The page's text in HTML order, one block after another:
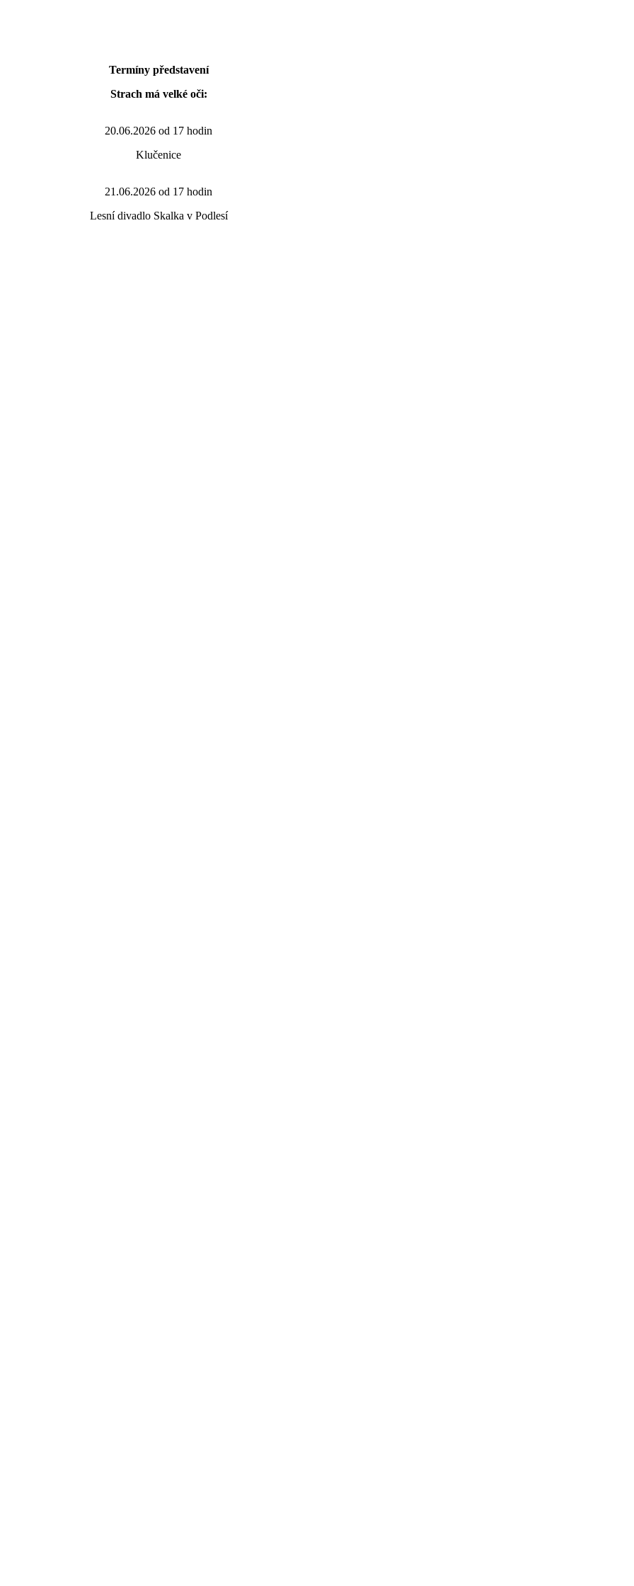
Termíny představení
Strach má velké oči:
20.06.2026 od 17 hodin
Klučenice
21.06.2026 od 17 hodin
Lesní divadlo Skalka v Podlesí